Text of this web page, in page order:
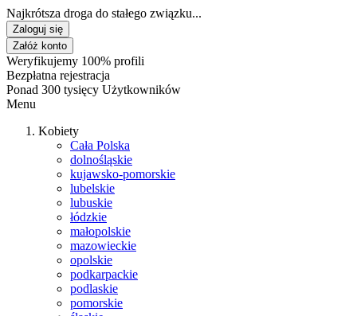
Najkrótsza droga do stałego związku...
Zaloguj się
Załóż konto
Weryfikujemy 100% profili
Bezpłatna rejestracja
Ponad 300 tysięcy Użytkowników
Menu
Kobiety
Cała Polska
dolnośląskie
kujawsko-pomorskie
lubelskie
lubuskie
łódzkie
małopolskie
mazowieckie
opolskie
podkarpackie
podlaskie
pomorskie